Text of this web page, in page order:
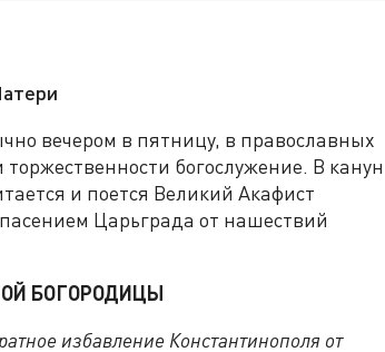
вечером в пятницу, в православных
богослужение. В канун
и поется Великий Акафист
Царьграда от нашествий
БОГОРОДИЦЫ
избавление Константинополя от